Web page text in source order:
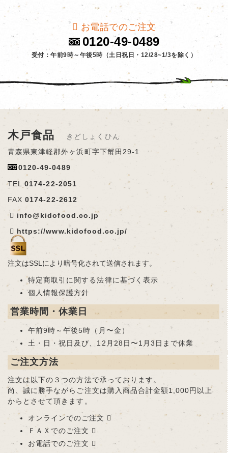
2023年12月20日が最終の受注日となってお
ります。
2023年12月19日
2023年、年内の発送は12月25日が最終発送
となっております。
2023年12月14日
秋のめえものお届け便始まりました！
月4日
年末年始の発送につきまして 2022年12月5日
【予告版】母の日セット 4月1日発売スタ
ートです
2022年3月22日
社長のオススメ「これは旨い!!」オススメ商
品のコーナーを開設いたしました
新春キャンペーンがスタートしました
月16日
お電話でのご注文
0120-49-0489
受付：午前9時～午後5時（土日祝日・12/28~1/3を除く）
木戸食品
きどしょくひん
青森県東津軽郡外ヶ浜町字下蟹田29-1
0120-49-0489
TEL0174-22-2051
FAX0174-22-2612
info@kidofood.co.jp
https://www.kidofood.co.jp/
注文はSSLにより暗号化されて送信されます。
特定商取引に関する法律に基づく表示
個人情報保護方針
営業時間・休業日
午前9時～午後5時（月〜金）
土・日・祝日及び、12月28日〜1月3日まで休業
ご注文方法
注文は以下の３つの方法で承っております。
尚、誠に勝手ながらご注文は購入商品合計金額1,000円以上
からとさせて頂きます。
オンラインでのご注文
ＦＡＸでのご注文
お電話でのご注文